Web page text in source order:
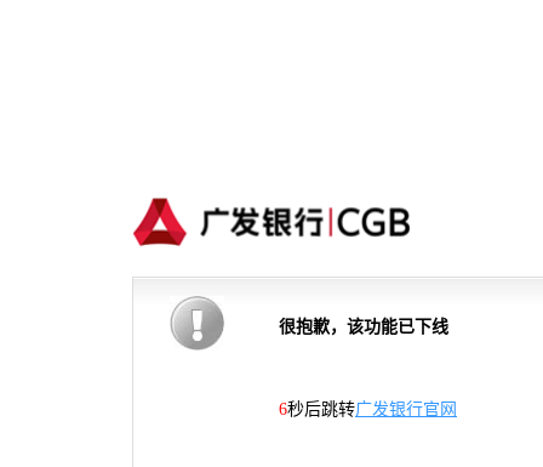
很抱歉，该功能已下线
6秒后跳转广发银行官网